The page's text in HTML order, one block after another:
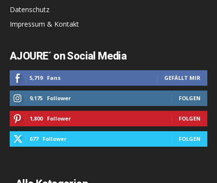
Datenschutz
Impressum & Kontakt
AJOURE´ on Social Media
5,719 Fans GEFÄLLT MIR
9,175 Follower FOLGEN
1,800 Follower FOLGEN
677 Follower FOLGEN